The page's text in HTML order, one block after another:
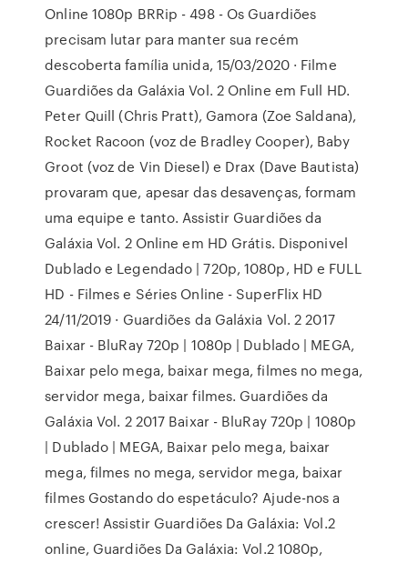
Online 1080p BRRip - 498 - Os Guardiões
precisam lutar para manter sua recém
descoberta família unida, 15/03/2020 · Filme
Guardiões da Galáxia Vol. 2 Online em Full HD.
Peter Quill (Chris Pratt), Gamora (Zoe Saldana),
Rocket Racoon (voz de Bradley Cooper), Baby
Groot (voz de Vin Diesel) e Drax (Dave Bautista)
provaram que, apesar das desavenças, formam
uma equipe e tanto. Assistir Guardiões da
Galáxia Vol. 2 Online em HD Grátis. Disponivel
Dublado e Legendado | 720p, 1080p, HD e FULL
HD - Filmes e Séries Online - SuperFlix HD
24/11/2019 · Guardiões da Galáxia Vol. 2 2017
Baixar - BluRay 720p | 1080p | Dublado | MEGA,
Baixar pelo mega, baixar mega, filmes no mega,
servidor mega, baixar filmes. Guardiões da
Galáxia Vol. 2 2017 Baixar - BluRay 720p | 1080p
| Dublado | MEGA, Baixar pelo mega, baixar
mega, filmes no mega, servidor mega, baixar
filmes Gostando do espetáculo? Ajude-nos a
crescer! Assistir Guardiões Da Galáxia: Vol.2
online, Guardiões Da Galáxia: Vol.2 1080p,